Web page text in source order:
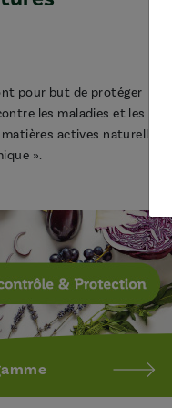
pour but de protéger
les maladies et les
actives naturelles,
».